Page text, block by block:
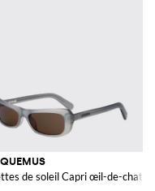
de soleil Capri œil-de-chat